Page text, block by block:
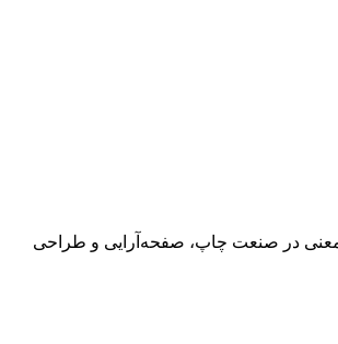
در صنعت چاپ، صفحه‌آرایی و طراحی